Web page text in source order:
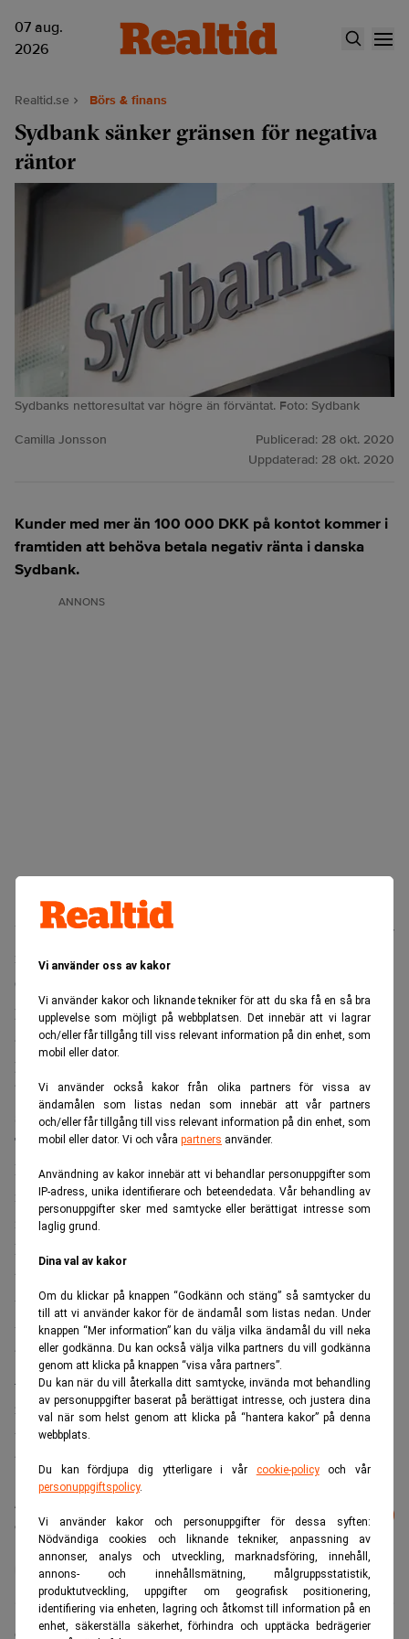
Vi använder oss av kakor
Vi använder kakor och liknande tekniker för att du ska få en så bra
upplevelse som möjligt på webbplatsen. Det innebär att vi lagrar
och/eller får tillgång till viss relevant information på din enhet, som
mobil eller dator.
Vi använder också kakor från olika partners för vissa av
ändamålen som listas nedan som innebär att vår partners
och/eller får tillgång till viss relevant information på din enhet, som
mobil eller dator. Vi och våra partners använder.
Användning av kakor innebär att vi behandlar personuppgifter som
IP-adress, unika identifierare och beteendedata. Vår behandling av
personuppgifter sker med samtycke eller berättigat intresse som
laglig grund.
Dina val av kakor
Om du klickar på knappen “Godkänn och stäng” så samtycker du
till att vi använder kakor för de ändamål som listas nedan. Under
knappen “Mer information” kan du välja vilka ändamål du vill neka
eller godkänna. Du kan också välja vilka partners du vill godkänna
genom att klicka på knappen “visa våra partners”.
Du kan när du vill återkalla ditt samtycke, invända mot behandling
av personuppgifter baserat på berättigat intresse, och justera dina
val när som helst genom att klicka på “hantera kakor” på denna
webbplats.
Du kan fördjupa dig ytterligare i vår cookie-policyoch vår
personuppgiftspolicy.
Vi använder kakor och personuppgifter för dessa syften:
Nödvändiga cookies och liknande tekniker, anpassning av
annonser, analys och utveckling, marknadsföring, innehåll,
annons- och innehållsmätning, målgruppsstatistik,
produktutveckling, uppgifter om geografisk positionering,
identifiering via enheten, lagring och åtkomst till information på en
enhet, säkerställa säkerhet, förhindra och upptäcka bedrägerier
07 aug.
2026
Realtid.se Börs & finans
Sydbank sänker gränsen för negativa
räntor
Sydbanks nettoresultat var högre än förväntat. Foto: Sydbank
Camilla Jonsson Publicerad: 28 okt. 2020
Uppdaterad: 28 okt. 2020
Kunder med mer än 100 000 DKK på kontot kommer i
framtiden att behöva betala negativ ränta i danska
Sydbank.
ANNONS
Utsikterna för räntemiljön gör att
sänker taket för
när kunder måste betala negativa räntor.
Om en privatkund i Sydbank har mer än 100 000 kronor
på sitt vanliga konto i banken kan räkna med att betala för
att få ha pengarna kvar. Sydbank sänker taket för när
privatkunder måste betala för att ha pengar på ett
bankkonto. Detta konstaterade Sydbank onsdag morgon i
samband med dess redovisning för tredje kvartalet.
Taket sänks från maximalt 250 000 DKK till 100 000
DKK. Detta är ett av de lägsta taken bland danska banker
när privata kunder drabbas av negativa räntor på sina
insättningar.
Enligt Sydbank beror förändringen på det faktum att det
till följd av penningpolitiken i både EU och Danmark finns
utsikter att den negativa räntemiljön kommer att fortsätta
under en lång period. Detta är något som sätter press på
bankernas resultat, konstaterar Sydbank.
– Sydbank kommer att fortsätta ge god och värdeskapande
rådgivning till kunderna. Därför är det nödvändigt att se
till att insättningskostnaderna inte belastar banken, skriver
banken i en kommentar.
Läs mer från Realtid - vårt nyhetsbrev
är kostnadsfritt:
Prenumerera
Sydbank
Camilla Jonsson